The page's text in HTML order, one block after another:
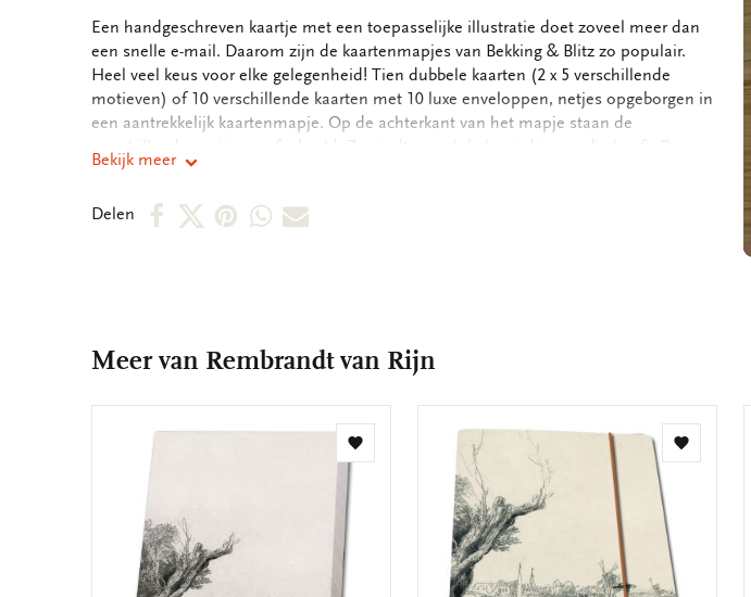
OMSCHRIJVING
Een handgeschreven kaartje met een toepasselijke illustratie doet zoveel meer dan
een snelle e-mail. Daarom zijn de kaartenmapjes van Bekking & Blitz zo populair.
Heel veel keus voor elke gelegenheid! Tien dubbele kaarten (2 x 5 verschillende
motieven) of 10 verschillende kaarten met 10 luxe enveloppen, netjes opgeborgen in
een aantrekkelijk kaartenmapje. Op de achterkant van het mapje staan de
verschillende motieven afgebeeld. Zo vindt u snel de kaart die u nodig heeft. De
binnenkant van de dubbele kaarten zijn blanco. Alle ruimte dus voor uw persoonlijke
motieven - 240 grms off white papier - Totale gewicht 152 gram
Bekijk meer
Delen
DeelDeelDeelDeelDeel
Meer van Rembrandt van Rijn
Toevoegen
Toevoegen